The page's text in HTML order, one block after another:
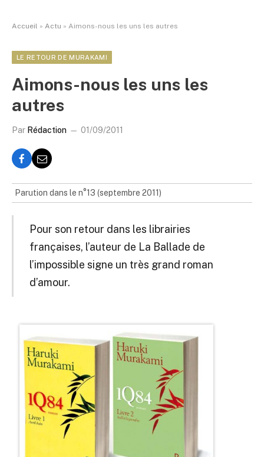
Accueil » Actu » Aimons-nous les uns les autres
LE RETOUR DE MURAKAMI
Aimons-nous les uns les
autres
Par Rédaction 01/09/2011
Parution dans le n°13 (septembre 2011)
Pour son retour dans les librairies
françaises, l’auteur de La Ballade de
l’impossible signe un très grand roman
d’amour.